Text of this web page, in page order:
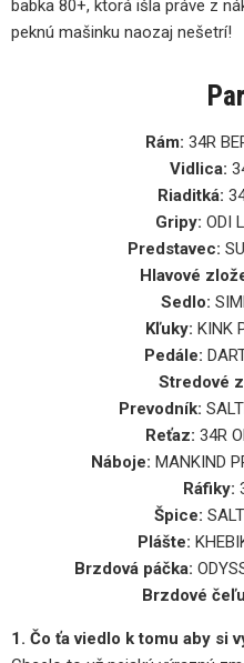
babka 80+, ktorá išla práve z
peknú mašinku naozaj nešetrí!
Rám: 34R
Vidlica:
Riaditká:
Gripy: ODI
Predstavec:
Hlavové
Sedlo:
Kľuky: KINK
Pedále:
Stredové
Prevodník:
Reťaz: 34R
Náboje: MANKIND
Ráfiky:
Špice:
Plášte:
Brzdová páčka:
Brzdové
1. Čo ťa viedlo k tomu aby si